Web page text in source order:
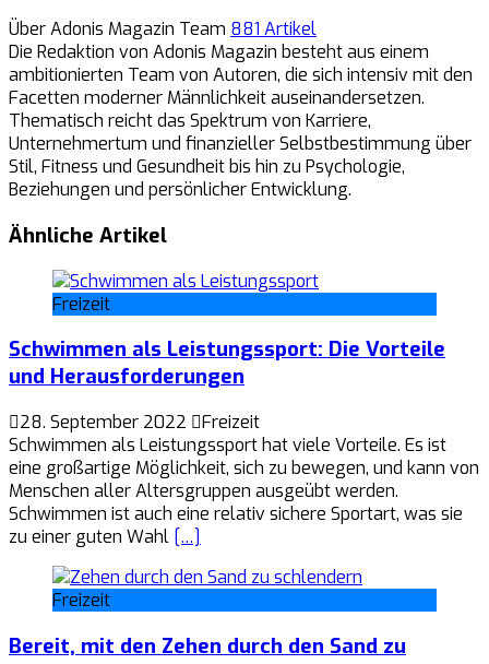
Über Adonis Magazin Team 881 Artikel
Die Redaktion von Adonis Magazin besteht aus einem
ambitionierten Team von Autoren, die sich intensiv mit den
Facetten moderner Männlichkeit auseinandersetzen.
Thematisch reicht das Spektrum von Karriere,
Unternehmertum und finanzieller Selbstbestimmung über
Stil, Fitness und Gesundheit bis hin zu Psychologie,
Beziehungen und persönlicher Entwicklung.
Ähnliche Artikel
Freizeit
Schwimmen als Leistungssport: Die Vorteile
und Herausforderungen
28. September 2022
Freizeit
Schwimmen als Leistungssport hat viele Vorteile. Es ist
eine großartige Möglichkeit, sich zu bewegen, und kann von
Menschen aller Altersgruppen ausgeübt werden.
Schwimmen ist auch eine relativ sichere Sportart, was sie
zu einer guten Wahl […]
Freizeit
Bereit, mit den Zehen durch den Sand zu